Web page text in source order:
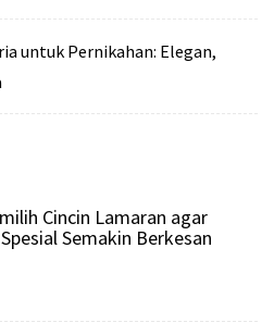
untuk Pernikahan: Elegan,
Cincin Lamaran agar
Semakin Berkesan